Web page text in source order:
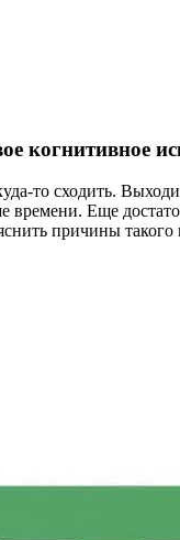
когнитивное
то сходить.
времени. Еще
причины